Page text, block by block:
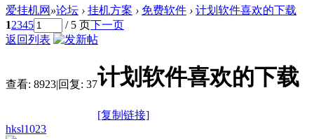
爱挂机网 »论坛 › 挂机方案 › 免费软件 › 计划软件喜欢的下载
12345 / 5 页下一页
返回列表
查看: 8923|回复: 37计划软件喜欢的下载
[复制链接]
hksl1023